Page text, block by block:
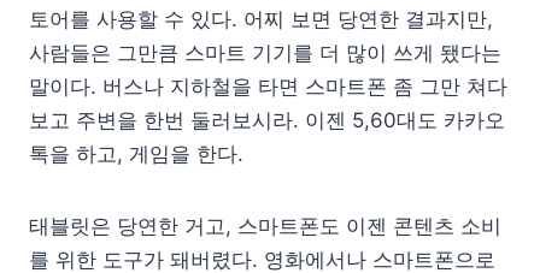
토어를 사용할 수 있다. 어찌 보면 당연한 결과지만,
사람들은 그만큼 스마트 기기를 더 많이 쓰게 됐다는
말이다. 버스나 지하철을 타면 스마트폰 좀 그만 쳐다
보고 주변을 한번 둘러보시라. 이젠 5,60대도 카카오
톡을 하고, 게임을 한다.
태블릿은 당연한 거고, 스마트폰도 이젠 콘텐츠 소비
를 위한 도구가 돼버렸다. 영화에서나 스마트폰으로